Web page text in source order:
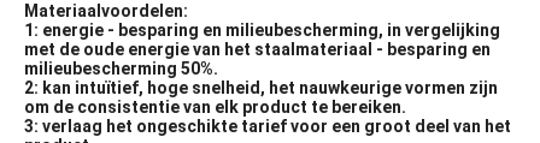
Materiaalvoordelen:
1: energie - besparing en milieubescherming, in vergelijking
met de oude energie van het staalmateriaal - besparing en
milieubescherming 50%.
2: kan intuïtief, hoge snelheid, het nauwkeurige vormen zijn
om de consistentie van elk product te bereiken.
3: verlaag het ongeschikte tarief voor een groot deel van het